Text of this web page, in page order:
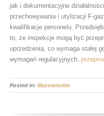
jak i dokumentacyjne
przechowywania i utylizacji F-
kwalifikacje personelu.
to, że inspekcje mogą być
uprzedzenia, co wymaga stałej
wymagań regulacyjnych.
Posted in: Mazowieckie